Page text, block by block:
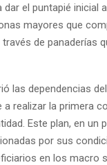
el puntapié inicial
mayores que
de panaderías
las dependencias
realizar la primera
Este plan, en
por sus
en los macro